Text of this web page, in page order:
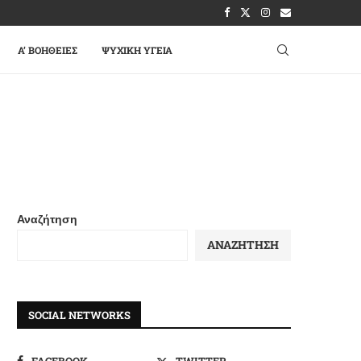
A’ ΒΟΉΘΕΙΕΣ ΨΥΧΙΚΉ ΥΓΕΊΑ
Αναζήτηση
ΑΝΑΖΉΤΗΣΗ
SOCIAL NETWORKS